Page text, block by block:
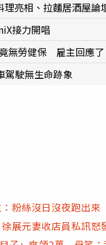
亮相、拉麵居酒屋論
接力開唱
無勞健保 雇主回應了
駛無生命跡象
粉絲沒日沒夜跑出來
展元妻收店員私訊